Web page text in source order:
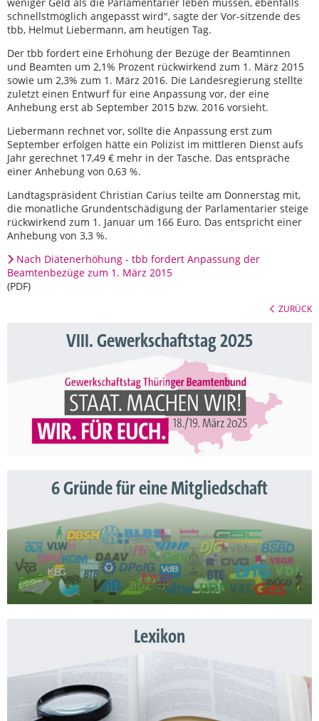
schnellstmöglich angepasst wird", sagte der Vor-sitzende des
tbb, Helmut Liebermann, am heutigen Tag.
Der tbb fordert eine Erhöhung der Bezüge der Beamtinnen
und Beamten um 2,1% Prozent rückwirkend zum 1. März 2015
sowie um 2,3% zum 1. März 2016. Die Landesregierung stellte
zuletzt einen Entwurf für eine Anpassung vor, der eine
Anhebung erst ab September 2015 bzw. 2016 vorsieht.
Liebermann rechnet vor, sollte die Anpassung erst zum
September erfolgen hätte ein Polizist im mittleren Dienst aufs
Jahr gerechnet 17,49 € mehr in der Tasche. Das entspräche
einer Anhebung von 0,63 %.
Landtagspräsident Christian Carius teilte am Donnerstag mit,
die monatliche Grundentschädigung der Parlamentarier steige
rückwirkend zum 1. Januar um 166 Euro. Das entspricht einer
Anhebung von 3,3 %.
Nach Diätenerhöhung - tbb fordert Anpassung der
Beamtenbezüge zum 1. März 2015
(PDF)
ZURÜCK
VIII. Gewerkschaftstag 2025
6 Gründe für eine Mitgliedschaft
Lexikon